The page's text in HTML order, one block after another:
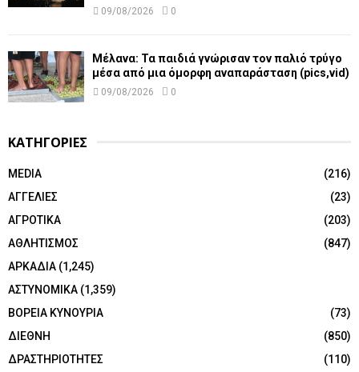
09/08/2026 0
Μέλανα: Τα παιδιά γνώρισαν τον παλιό τρύγο
μέσα από μια όμορφη αναπαράσταση (pics,vid)
09/08/2026 0
ΚΑΤΗΓΟΡΙΕΣ
MEDIA
(216)
ΑΓΓΕΛΙΕΣ
(23)
ΑΓΡΟΤΙΚΑ
(203)
ΑΘΛΗΤΙΣΜΟΣ
(847)
ΑΡΚΑΔΙΑ (1,245)
ΑΣΤΥΝΟΜΙΚΑ (1,359)
ΒΟΡΕΙΑ ΚΥΝΟΥΡΙΑ
(73)
ΔΙΕΘΝΗ
(850)
ΔΡΑΣΤΗΡΙΟΤΗΤΕΣ
(110)